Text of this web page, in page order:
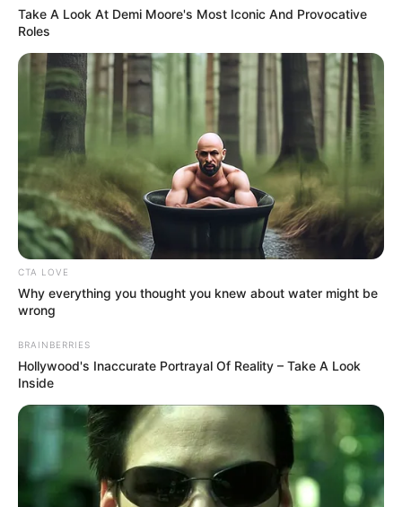
Bikin Ngakak, 10 Potret
Cosplay Murah Pakai Bahan
Seadanya
Anti Mainstream, 10 Cara
Membawa Barang Belanjaan
Versi Warga Thailand
Langka Banget! 10 Pose Lucu
Take A Look At Demi Moore's Most Iconic And Provocative
Roles
CTA LOVE
Why everything you thought you knew about water might be
wrong
BRAINBERRIES
Hollywood's Inaccurate Portrayal Of Reality – Take A Look
Inside